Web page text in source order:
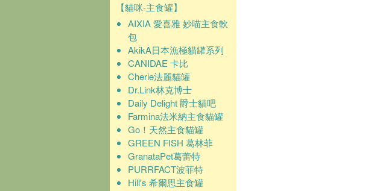
【貓咪-主食罐】
AIXIA 愛喜雅 妙喵主食軟
包
AkikA日本漁極貓罐系列
CANIDAE 卡比
Cherie法麗貓罐
Dr.Link林克博士
Daily Delight 爵士貓吧
Farmina法米納主食貓罐
Go！天然主食貓罐
GREEN FISH 葛林菲
GranataPet葛蕾特
PURRFACT波菲特
Hill's 希爾思主食罐